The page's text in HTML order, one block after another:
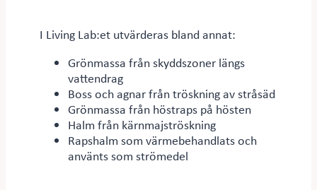
I Living Lab:et utvärderas bland annat:
Grönmassa från skyddszoner längs
vattendrag
Boss och agnar från tröskning av stråsäd
Grönmassa från höstraps på hösten
Halm från kärnmajströskning
Rapshalm som värmebehandlats och
använts som strömedel